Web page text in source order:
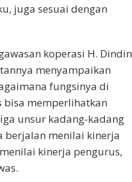
juga sesuai dengan
koperasi H. Dindin
menyampaikan
fungsinya di
bisa memperlihatkan
unsur kadang-kadang
berjalan menilai kinerja
kinerja pengurus,